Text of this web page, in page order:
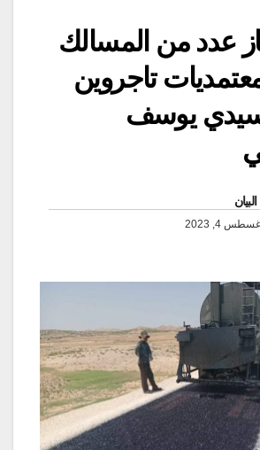
عدد من المسالك
تاجروين
يوسف
البيان
أغسطس 4, 2023